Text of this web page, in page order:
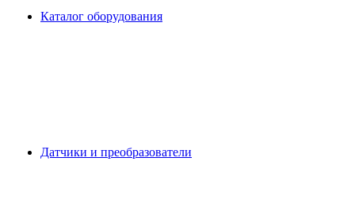
Каталог оборудования
Датчики и преобразователи